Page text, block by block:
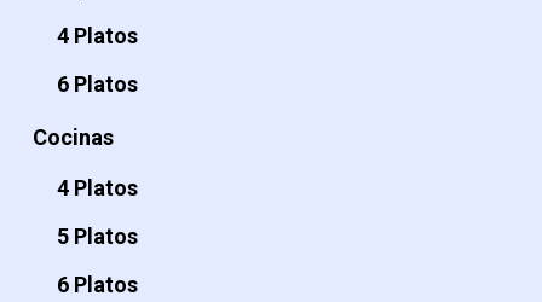
4 Platos
6 Platos
Cocinas
4 Platos
5 Platos
6 Platos